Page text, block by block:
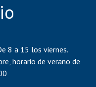
8 a 15 los viernes.
horario de verano de